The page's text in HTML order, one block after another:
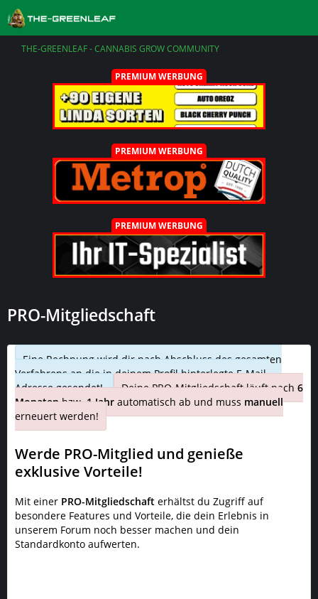
THE-GREENLEAF - CANNABIS GROW COMMUNITY
PREMIUM WERBUNG
PREMIUM WERBUNG
PREMIUM WERBUNG
PRO-Mitgliedschaft
Eine Rechnung wird dir nach Abschluss des gesamten
Verfahrens an die in deinem Profil hinterlegte E-Mail-
Adresse gesendet!
Deine PRO-Mitgliedschaft läuft nach 6
Monaten bzw. 1 Jahr automatisch ab und muss manuell
erneuert werden!
Werde PRO-Mitglied und genieße
exklusive Vorteile!
Mit einer PRO-Mitgliedschaft erhältst du Zugriff auf
besondere Features und Vorteile, die dein Erlebnis in
unserem Forum noch besser machen und dein
Standardkonto aufwerten.